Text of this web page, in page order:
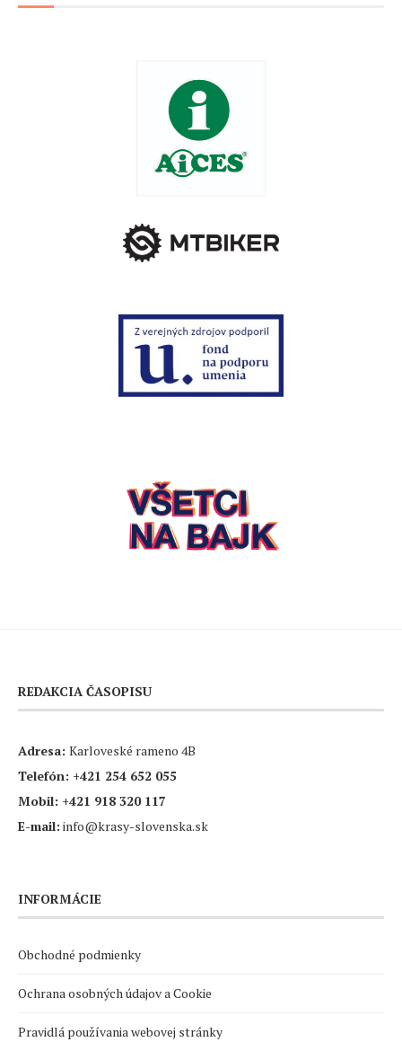
REDAKCIA ČASOPISU
Adresa: Karloveské rameno 4B
Telefón: +421 254 652 055
Mobil: +421 918 320 117
E-mail: info@krasy-slovenska.sk
INFORMÁCIE
Obchodné podmienky
Ochrana osobných údajov a Cookie
Pravidlá používania webovej stránky